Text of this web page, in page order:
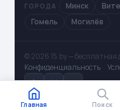
Главная Поиск
ГОРОДА Минск
Гомель
Могилёв
© 2026 15.by — бесплатная
Конфиденциальность ·
✈ V ◻